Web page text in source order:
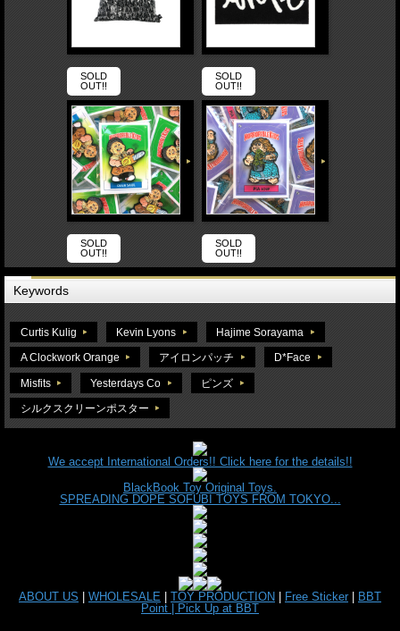
SOLD
OUT!!
SOLD
OUT!!
SOLD
OUT!!
SOLD
OUT!!
Keywords
Curtis Kulig Kevin Lyons Hajime Sorayama
A Clockwork Orange アイロンパッチ D*Face
Misfits Yesterdays Co ピンズ
シルクスクリーンポスター
We accept International Orders!! Click here for the details!!
BlackBook Toy Original Toys.
SPREADING DOPE SOFUBI TOYS FROM TOKYO...
ABOUT US WHOLESALE TOY PRODUCTION Free Sticker
BBT
Point |
Pick Up at BBT